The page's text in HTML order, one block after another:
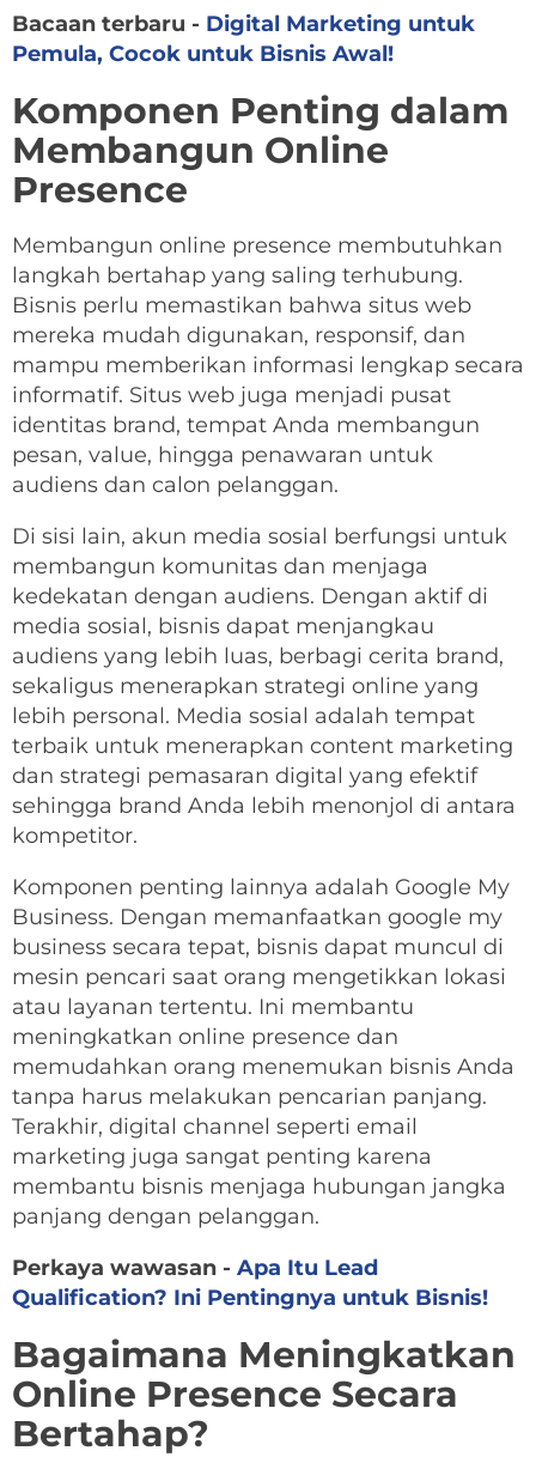
Bacaan terbaru - Digital Marketing untuk
Pemula, Cocok untuk Bisnis Awal!
Komponen Penting dalam
Membangun Online
Presence
Membangun online presence membutuhkan
langkah bertahap yang saling terhubung.
Bisnis perlu memastikan bahwa situs web
mereka mudah digunakan, responsif, dan
mampu memberikan informasi lengkap secara
informatif. Situs web juga menjadi pusat
identitas brand, tempat Anda membangun
pesan, value, hingga penawaran untuk
audiens dan calon pelanggan.
Di sisi lain, akun media sosial berfungsi untuk
membangun komunitas dan menjaga
kedekatan dengan audiens. Dengan aktif di
media sosial, bisnis dapat menjangkau
audiens yang lebih luas, berbagi cerita brand,
sekaligus menerapkan strategi online yang
lebih personal. Media sosial adalah tempat
terbaik untuk menerapkan content marketing
dan strategi pemasaran digital yang efektif
sehingga brand Anda lebih menonjol di antara
kompetitor.
Komponen penting lainnya adalah Google My
Business. Dengan memanfaatkan google my
business secara tepat, bisnis dapat muncul di
mesin pencari saat orang mengetikkan lokasi
atau layanan tertentu. Ini membantu
meningkatkan online presence dan
memudahkan orang menemukan bisnis Anda
tanpa harus melakukan pencarian panjang.
Terakhir, digital channel seperti email
marketing juga sangat penting karena
membantu bisnis menjaga hubungan jangka
panjang dengan pelanggan.
Perkaya wawasan - Apa Itu Lead
Qualification? Ini Pentingnya untuk Bisnis!
Bagaimana Meningkatkan
Online Presence Secara
Bertahap?